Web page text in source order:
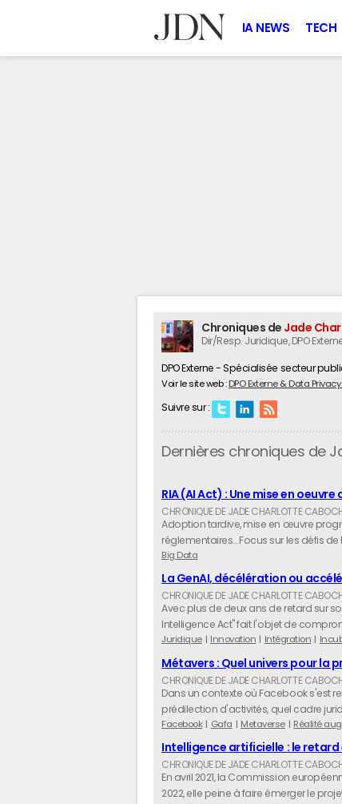
IA NEWS TECH
Chroniques de Jade
Dir/Resp. Juridique, DPO
DPO Externe - Spécialisée secteur
Voir le site web :DPO Externe & Data Privacy
Suivre sur :
Dernières chroniques de
RIA (AI Act) : Une mise en oeuvre
Adoption tardive, mise en œuvre
réglementaires… Focus sur les défis
Big Data
La GenAI, décélération ou
Avec plus de deux ans de retard sur
Intelligence Act" fait l'objet de
Juridique
Innovation Intégration
Métavers : Quel univers pour la
Dans un contexte où Facebook s'est
prédilection d'activités, quel cadre
Facebook
Gafa Metaverse Réalité
Intelligence artificielle : le
En avril 2021, la Commission
2022, elle peine à faire émerger le